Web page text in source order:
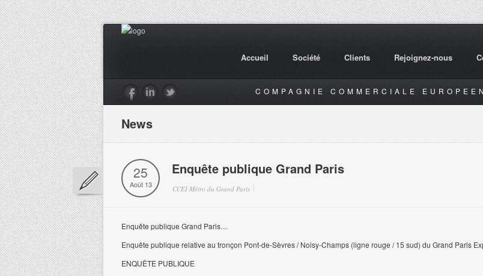
Accueil Société Clients Rejoignez-nous
COMPAGNIE COMMERCIALE
News
25
Août 13
Enquête publique Grand Paris
CCEI Métro du Grand Paris
Enquête publique Grand Paris…
Enquête publique relative au tronçon Pont-de-Sèvres / Noisy-Champs (ligne rouge / 15 sud) du Grand Paris
ENQUÊTE PUBLIQUE